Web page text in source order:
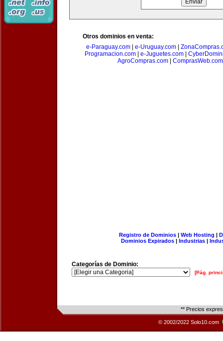
Otros dominios en venta:
e-Paraguay.com| e-Uruguay.com|
Programacion.com| e-Juguetes.com|
AgroCompras.com| ComprasWeb.com
Registro de Dominios| Web Hosting |
Dominios Expirados | Industrias |
Categorías de Dominio:
[Pág.
** Precios
© 2002/2022 Solo10.com